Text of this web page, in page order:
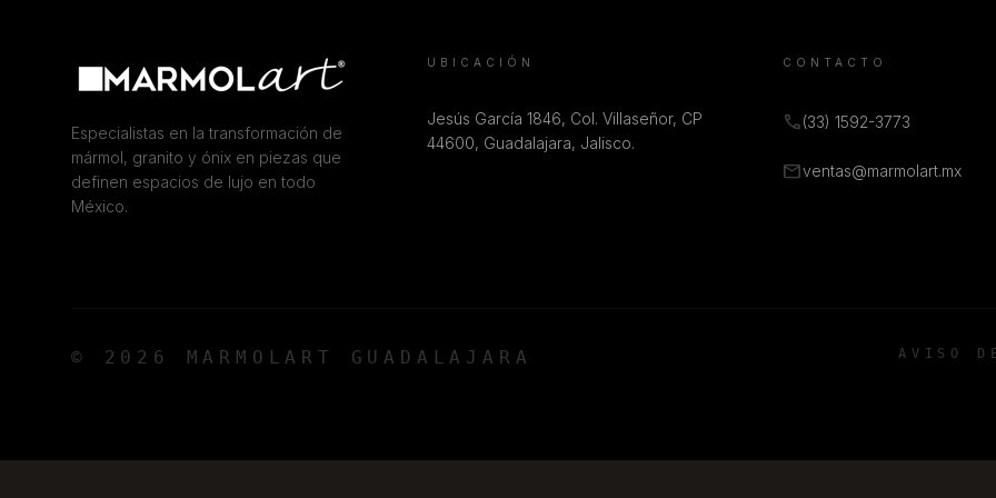
Especialistas en la transformación de
mármol, granito y ónix en piezas que
definen espacios de lujo en todo
México.
UBICACIÓN
Jesús García 1846, Col. Villaseñor, CP
44600, Guadalajara, Jalisco.
CONTACTO
call(33) 1592-3773
mailventas@marmolart.mx
© 2026 MARMOLART GUADALAJARA AVISO